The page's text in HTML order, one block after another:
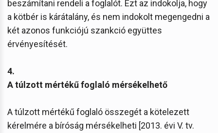
beszámítani rendeli a foglalót. Ezt az indokolja, hogy
a kötbér is kárátalány, és nem indokolt megengedni a
két azonos funkciójú szankció együttes
érvényesítését.
4.
A túlzott mértékű foglaló mérsékelhető
A túlzott mértékű foglaló összegét a kötelezett
kérelmére a bíróság mérsékelheti [2013. évi V. tv.